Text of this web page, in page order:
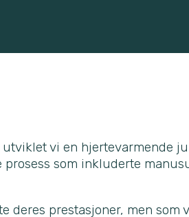
vi en hjertevarmende
som inkluderte
deres prestasjoner, men